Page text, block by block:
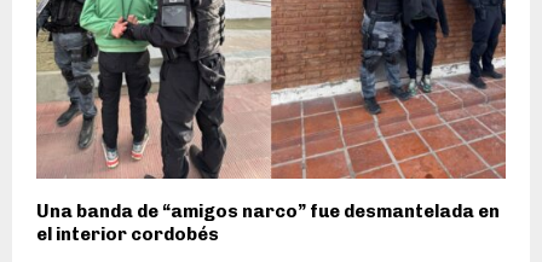
Una banda de “amigos narco” fue desmantelada en
el interior cordobés